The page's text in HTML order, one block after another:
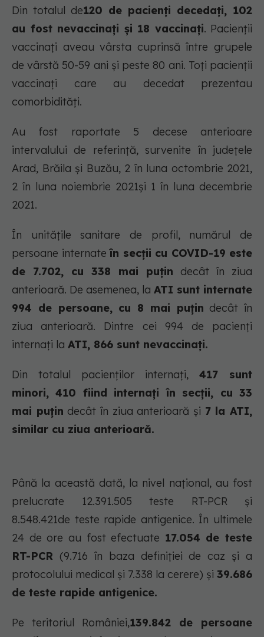
Din totalul de120 de pacienți decedați, 102
au fost nevaccinați și 18 vaccinați. Pacienții
vaccinați aveau vârsta cuprinsă între grupele
de vârstă 50-59 ani și peste 80 ani. Toți pacienții
vaccinați care au decedat prezentau
comorbidități.
Au fost raportate 5 decese anterioare
intervalului de referință, survenite în județele
Arad, Brăila și Buzău, 2 în luna octombrie 2021,
2 în luna noiembrie 2021și 1 în luna decembrie
2021.
În unitățile sanitare de profil, numărul de
persoane internateîn secții cu COVID-19 este
de 7.702, cu 338 mai puțin decât în ziua
anterioară. De asemenea, la ATI sunt internate
994 de persoane, cu 8 mai puțin decât în
ziua anterioară. Dintre cei 994 de pacienți
internați la ATI, 866 sunt nevaccinați.
Din totalul pacienților internați, 417 sunt
minori, 410 fiind internați în secții, cu 33
mai puțin decât în ziua anterioară și 7 la ATI,
similar cu ziua anterioară.
Până la această dată, la nivel național, au fost
prelucrate 12.391.505 teste RT-PCR și
8.548.421de teste rapide antigenice. În ultimele
24 de ore au fost efectuate 17.054 de teste
RT-PCR (9.716 în baza definiției de caz și a
protocolului medical și 7.338 la cerere) și 39.686
de teste rapide antigenice.
Pe teritoriul României,139.842 de persoane